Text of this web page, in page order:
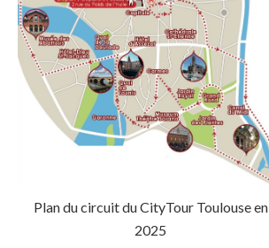
Plan du circuit du CityTour Toulouse en
2025